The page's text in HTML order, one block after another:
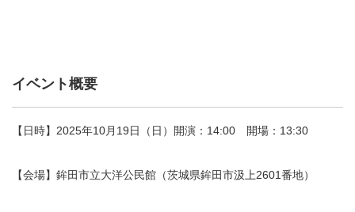
イベント概要
【日時】2025年10月19日（日）開演：14:00 開場：13:30
【会場】鉾田市立大洋公民館（茨城県鉾田市汲上2601番地）